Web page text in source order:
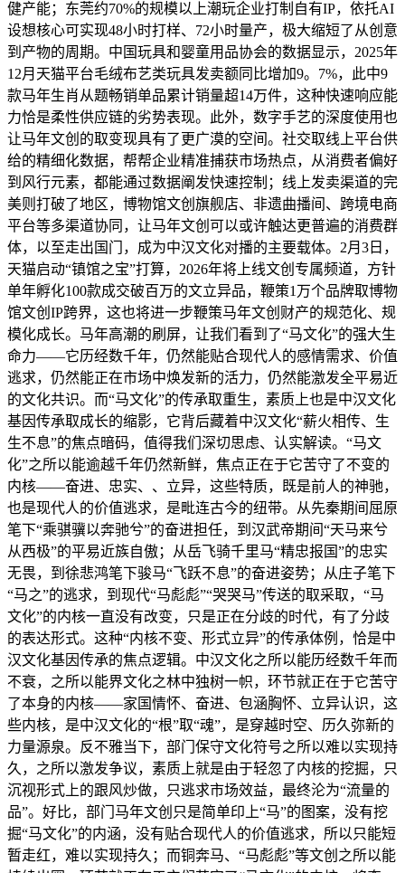
健产能；东莞约70%的规模以上潮玩企业打制自有IP，依托AI
设想核心可实现48小时打样、72小时量产，极大缩短了从创意
到产物的周期。中国玩具和婴童用品协会的数据显示，2025年
12月天猫平台毛绒布艺类玩具发卖额同比增加9。7%，此中9
款马年生肖从题畅销单品累计销量超14万件，这种快速响应能
力恰是柔性供应链的劣势表现。此外，数字手艺的深度使用也
让马年文创的取变现具有了更广漠的空间。社交取线上平台供
给的精细化数据，帮帮企业精准捕获市场热点，从消费者偏好
到风行元素，都能通过数据阐发快速控制；线上发卖渠道的完
美则打破了地区，博物馆文创旗舰店、非遗曲播间、跨境电商
平台等多渠道协同，让马年文创可以或许触达更普遍的消费群
体，以至走出国门，成为中汉文化对播的主要载体。2月3日，
天猫启动“镇馆之宝”打算，2026年将上线文创专属频道，方针
单年孵化100款成交破百万的文立异品，鞭策1万个品牌取博物
馆文创IP跨界，这也将进一步鞭策马年文创财产的规范化、规
模化成长。马年高潮的刷屏，让我们看到了“马文化”的强大生
命力——它历经数千年，仍然能贴合现代人的感情需求、价值
逃求，仍然能正在市场中焕发新的活力，仍然能激发全平易近
的文化共识。而“马文化”的传承取重生，素质上也是中汉文化
基因传承取成长的缩影，它背后藏着中汉文化“薪火相传、生
生不息”的焦点暗码，值得我们深切思虑、认实解读。“马文
化”之所以能逾越千年仍然新鲜，焦点正在于它苦守了不变的
内核——奋进、忠实、、立异，这些特质，既是前人的神驰，
也是现代人的价值逃求，是毗连古今的纽带。从先秦期间屈原
笔下“乘骐骥以奔驰兮”的奋进担任，到汉武帝期间“天马来兮
从西极”的平易近族自傲；从岳飞骑千里马“精忠报国”的忠实
无畏，到徐悲鸿笔下骏马“飞跃不息”的奋进姿势；从庄子笔下
“马之”的逃求，到现代“马彪彪”“哭哭马”传送的取采取，“马
文化”的内核一直没有改变，只是正在分歧的时代，有了分歧
的表达形式。这种“内核不变、形式立异”的传承体例，恰是中
汉文化基因传承的焦点逻辑。中汉文化之所以能历经数千年而
不衰，之所以能界文化之林中独树一帜，环节就正在于它苦守
了本身的内核——家国情怀、奋进、包涵胸怀、立异认识，这
些内核，是中汉文化的“根”取“魂”，是穿越时空、历久弥新的
力量源泉。反不雅当下，部门保守文化符号之所以难以实现持
久，之所以激发争议，素质上就是由于轻忽了内核的挖掘，只
沉视形式上的跟风炒做，只逃求市场效益，最终沦为“流量的
品”。好比，部门马年文创只是简单印上“马”的图案，没有挖
掘“马文化”的内涵，没有贴合现代人的价值逃求，所以只能短
暂走红，难以实现持久；而铜奔马、“马彪彪”等文创之所以能